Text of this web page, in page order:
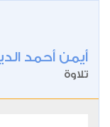
أيمن أحمد
تلاوة